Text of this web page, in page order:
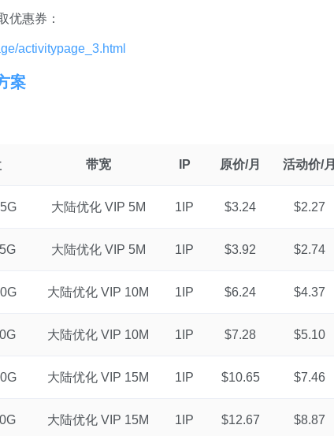
优惠券：
activitypage_3.html
案
带宽 IP 原价/月 活动价/
大陆优化 VIP 5M 1IP $3.24 $2.27
大陆优化 VIP 5M 1IP $3.92 $2.74
大陆优化 VIP 10M 1IP $6.24 $4.37
大陆优化 VIP 10M 1IP $7.28 $5.10
大陆优化 VIP 15M 1IP $10.65 $7.46
大陆优化 VIP 15M 1IP $12.67 $8.87